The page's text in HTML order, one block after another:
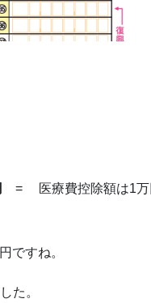
= 医療費控除額は1万
ですね。
た。